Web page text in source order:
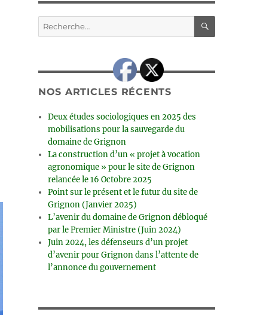
Recherche
pour :
NOS ARTICLES RÉCENTS
Deux études sociologiques en 2025 des
mobilisations pour la sauvegarde du
domaine de Grignon
La construction d’un « projet à vocation
agronomique » pour le site de Grignon
relancée le 16 Octobre 2025
Point sur le présent et le futur du site de
Grignon (Janvier 2025)
L’avenir du domaine de Grignon débloqué
par le Premier Ministre (Juin 2024)
Juin 2024, les défenseurs d’un projet
d’avenir pour Grignon dans l’attente de
l’annonce du gouvernement